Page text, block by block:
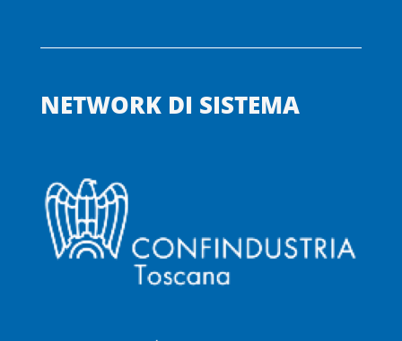
NETWORK DI SISTEMA